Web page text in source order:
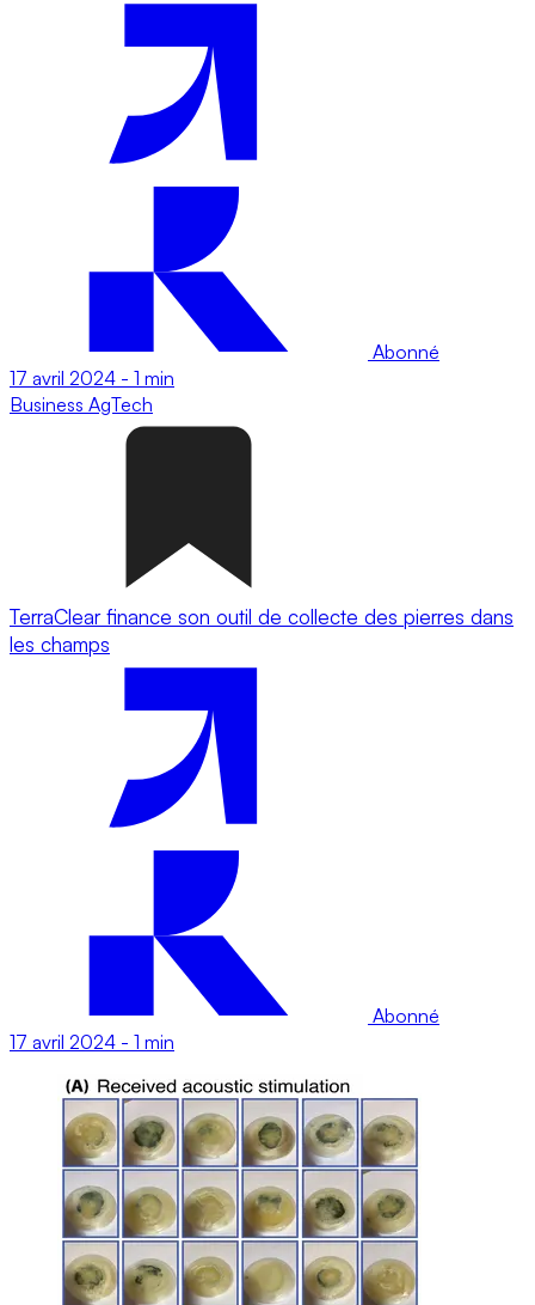
Abonné
17 avril 2024 - 1 min
Business AgTech
TerraClear finance son outil de collecte des pierres dans
les champs
Abonné
17 avril 2024 - 1 min